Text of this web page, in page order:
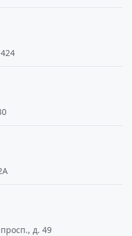
д. 49